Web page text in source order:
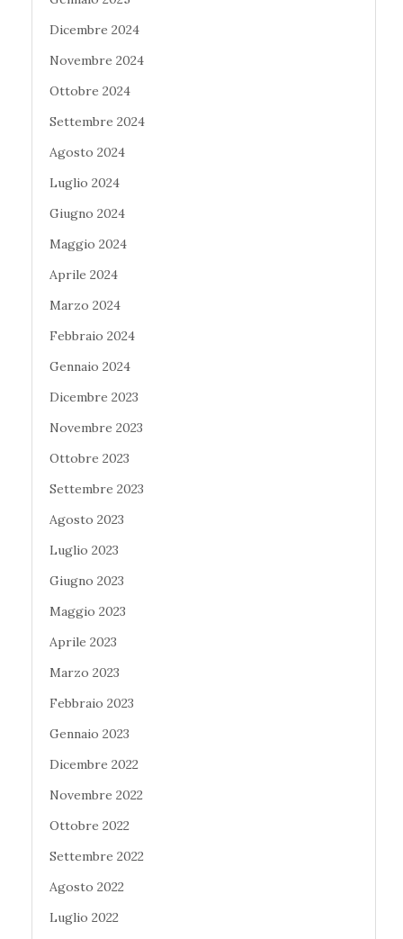
Dicembre 2024
Novembre 2024
Ottobre 2024
Settembre 2024
Agosto 2024
Luglio 2024
Giugno 2024
Maggio 2024
Aprile 2024
Marzo 2024
Febbraio 2024
Gennaio 2024
Dicembre 2023
Novembre 2023
Ottobre 2023
Settembre 2023
Agosto 2023
Luglio 2023
Giugno 2023
Maggio 2023
Aprile 2023
Marzo 2023
Febbraio 2023
Gennaio 2023
Dicembre 2022
Novembre 2022
Ottobre 2022
Settembre 2022
Agosto 2022
Luglio 2022